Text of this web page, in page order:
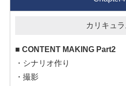
■ CONTENT MAKING Part2
・シナリオ作り
・撮影